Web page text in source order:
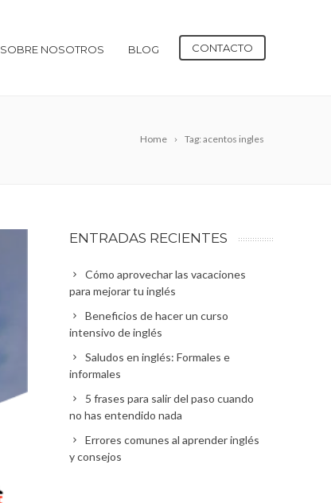
SOBRE NOSOTROS BLOG CONTACTO
Home Tag: acentos ingles
ENTRADAS RECIENTES
Cómo aprovechar las vacaciones
para mejorar tu inglés
Beneficios de hacer un curso
intensivo de inglés
Saludos en inglés: Formales e
informales
5 frases para salir del paso cuando
no has entendido nada
Errores comunes al aprender inglés
y consejos